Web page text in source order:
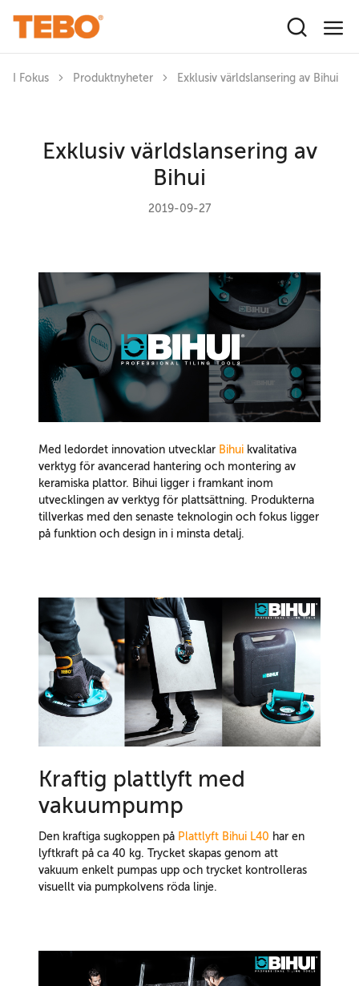
I Fokus Produktnyheter Exklusiv världslansering av Bihui
Exklusiv världslansering av
Bihui
2019-09-27
Med ledordet innovation utvecklar Bihui kvalitativa
verktyg för avancerad hantering och montering av
keramiska plattor. Bihui ligger i framkant inom
utvecklingen av verktyg för plattsättning. Produkterna
tillverkas med den senaste teknologin och fokus ligger
på funktion och design in i minsta detalj.
Kraftig plattlyft med
vakuumpump
Den kraftiga sugkoppen på Plattlyft Bihui L40 har en
lyftkraft på ca 40 kg. Trycket skapas genom att
vakuum enkelt pumpas upp och trycket kontrolleras
visuellt via pumpkolvens röda linje.